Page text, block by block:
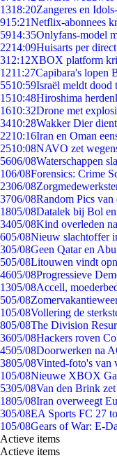
1318:20Zangeres en
915:21Netflix-abonnees
5914:35Onlyfans-model
2214:09Huisarts per
312:12XBOX platform
1211:27Capibara's lopen
5510:59Israël meldt
1510:48Hiroshima
1610:32Drone met
3410:28Wakker Dier
2210:16Iran en Oman
2510:08NAVO zet
5606/08Waterschappen
106/08Forensics: Crime
2306/08
3706/08Random Pics
1805/08Datalek bij Bol
3405/08Kind overleden
605/08Nieuw slachtoffer
305/08Geen Qatar en
505/08Litouwen vindt
4605/08Progressieve
1305/08Accell,
505/08
105/08Vollering de
805/08The Division
3605/08Hackers roven
4505/08Doorwerken na
3805/08Vinted-foto's van
105/08Nieuwe XBOX
5305/08Van den Brink
1805/08Iran overweegt
305/08EA Sports FC 27
105/08Gears of War: E-
Actieve items
Actieve items